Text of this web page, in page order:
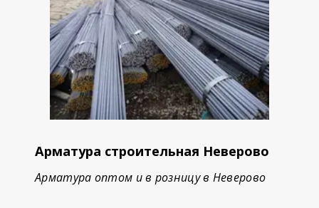
Арматура строительная Неверово
Арматура оптом и в розницу в Неверово